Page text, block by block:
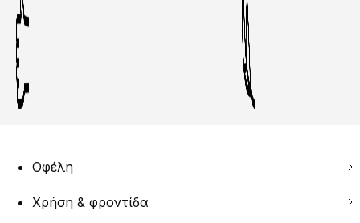
Οφέλη
Χρήση & φροντίδα